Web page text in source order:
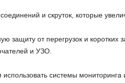
и скруток, которые
защиту от перегрузок и
и УЗО.
системы мониторинга